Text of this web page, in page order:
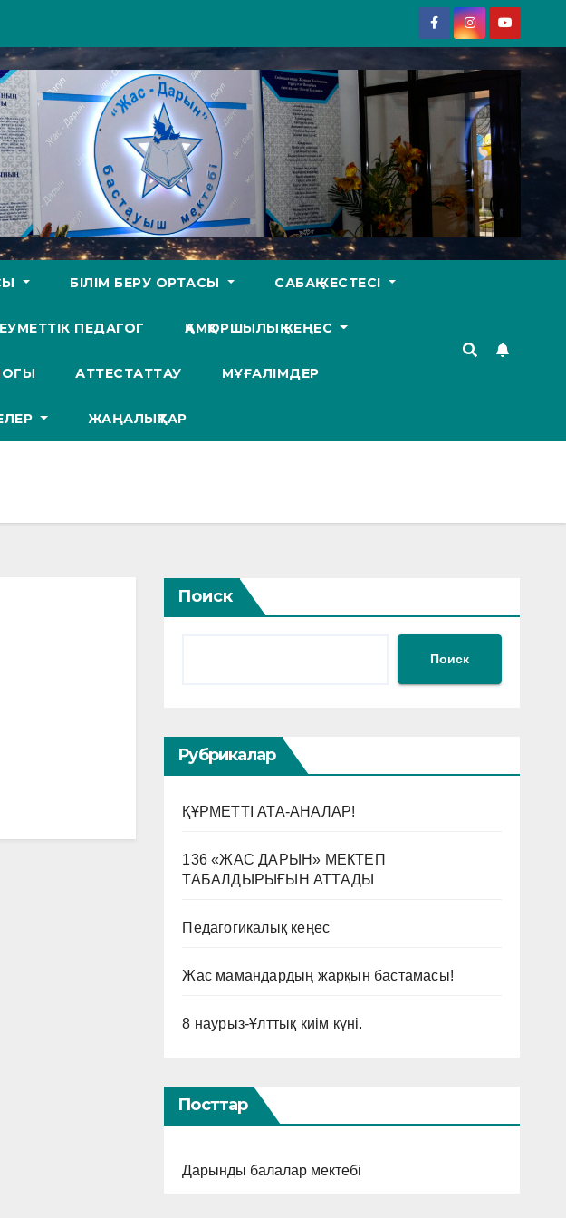
БІЛІМ БЕРУ ОРТАСЫ САБАҚ КЕСТЕСІ
ПЕДАГОГ ҚАМҚОРШЫЛЫҚ КЕҢЕС
АТТЕСТАТТАУ МҰҒАЛІМДЕР
ЖАҢАЛЫҚТАР
Поиск
Поиск
Рубрикалар
ҚҰРМЕТТІ АТА-АНАЛАР!
136 «ЖАС ДАРЫН» МЕКТЕП
ТАБАЛДЫРЫҒЫН АТТАДЫ
Педагогикалық кеңес
Жас мамандардың жарқын бастамасы!
8 наурыз-Ұлттық киім күні.
Посттар
Дарынды балалар мектебі